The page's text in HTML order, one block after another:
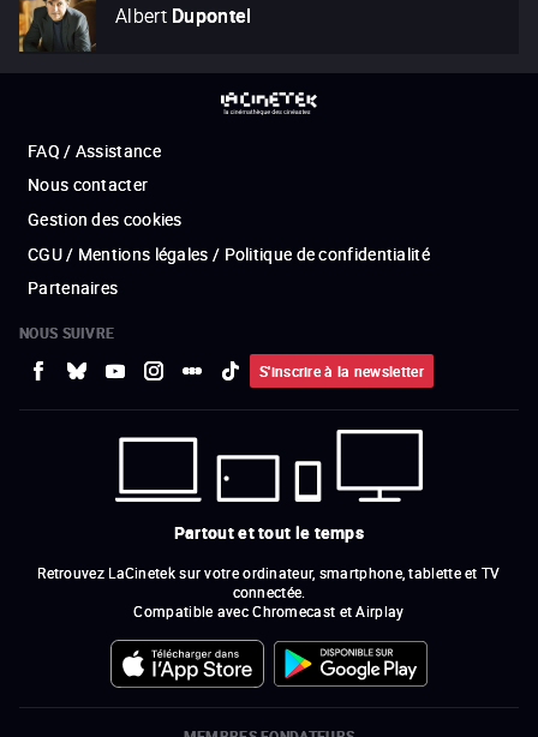
Albert Dupontel
FAQ / Assistance
Nous contacter
Gestion des cookies
CGU / Mentions légales / Politique de confidentialité
Partenaires
NOUS SUIVRE
S'inscrire à la newsletter
Partout et tout le temps
Retrouvez LaCinetek sur votre ordinateur, smartphone, tablette et TV
connectée.
Compatible avec Chromecast et Airplay